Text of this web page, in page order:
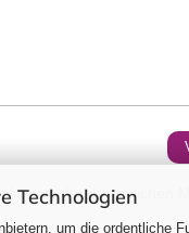
Technologien
um die ordentliche
der gesetzlichen